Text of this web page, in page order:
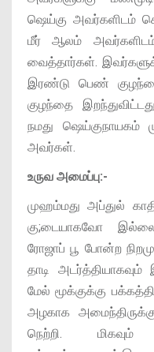
ஷெய்கு அவர்களிடம்
மீர் ஆலம் அவர்களிடம்
வைத்தார்கள்.
இரண்டு பெண்
குழந்தை
நமது ஷெய்குநாயகம்
அவர்கள்.
உருவ அமைப்பு:-
முஹம்மது அப்துல்
கு;டையாகவோ
ரோஜாப் பூ போன்ற
தாடி
மேல் மூக்குக்கு
அழகாக
நெற்றி. மிகவும்